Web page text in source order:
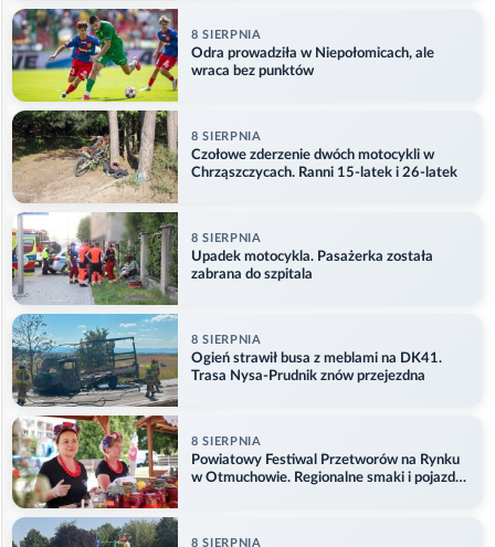
8 SIERPNIA
Odra prowadziła w Niepołomicach, ale
wraca bez punktów
8 SIERPNIA
Czołowe zderzenie dwóch motocykli w
Chrząszczycach. Ranni 15-latek i 26-latek
8 SIERPNIA
Upadek motocykla. Pasażerka została
zabrana do szpitala
8 SIERPNIA
Ogień strawił busa z meblami na DK41.
Trasa Nysa-Prudnik znów przejezdna
8 SIERPNIA
Powiatowy Festiwal Przetworów na Rynku
w Otmuchowie. Regionalne smaki i pojazdy
8 SIERPNIA